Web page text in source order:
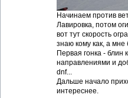
Начинаем против
Лавировка, потом
вот тут скорость
знаю кому как, а
Первая гонка - блин
направлениями и
dnf...
Дальше начало
интереснее.